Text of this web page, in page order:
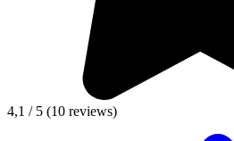
4,1 / 5 (10 reviews)